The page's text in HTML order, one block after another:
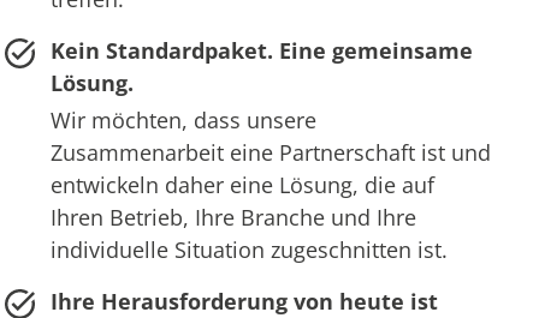
Kein Standardpaket. Eine gemeinsame
Lösung.
Wir möchten, dass unsere
Zusammenarbeit eine Partnerschaft ist und
entwickeln daher eine Lösung, die auf
Ihren Betrieb, Ihre Branche und Ihre
individuelle Situation zugeschnitten ist.
Ihre Herausforderung von heute ist